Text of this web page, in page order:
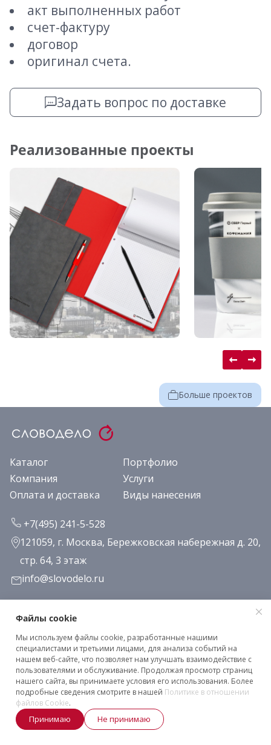
акт выполненных работ
счет-фактуру
договор
оригинал счета.
Задать вопрос по доставке
Реализованные проекты
Больше проектов
Каталог
Портфолио
Компания
Услуги
Оплата и доставка
Виды нанесения
+7(495) 241-5-528
121059, г. Москва, Бережковская набережная д. 20,
стр. 64, 3 этаж
info@slovodelo.ru
Заказать звонок
Подписаться на рассылку
Клиентское соглашение
Политика конфиденциальности
2026 © «Словодело». Все права защищены
Файлы cookie
Мы используем файлы cookie, разработанные нашими
специалистами и третьими лицами, для анализа событий на
нашем веб-сайте, что позволяет нам улучшать взаимодействие с
пользователями и обслуживание. Продолжая просмотр страниц
нашего сайта, вы принимаете условия его использования. Более
подробные сведения смотрите в нашей Политике в отношении
файлов Cookie.
Принимаю Не принимаю